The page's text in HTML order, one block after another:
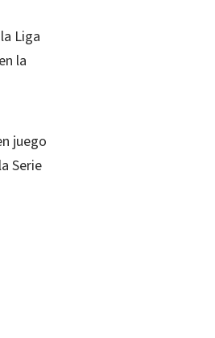
Liga
la
juego
Serie